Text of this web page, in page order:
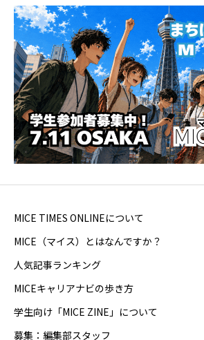
MICE TIMES ONLINEについて
MICE（マイス）とはなんですか？
人気記事ランキング
MICEキャリアナビの歩き方
学生向け「MICE ZINE」について
募集：編集部スタッフ